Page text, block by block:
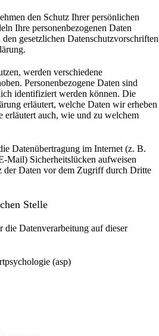
den Schutz Ihrer persönlichen
Ihre personenbezogenen Daten
gesetzlichen Datenschutzvorschriften
werden verschiedene
Personenbezogene Daten sind
identifiziert werden können. Die
erläutert, welche Daten wir erheben
erläutert auch, wie und zu welchem
Datenübertragung im Internet (z. B.
Mail) Sicherheitslücken aufweisen
der Daten vor dem Zugriff durch Dritte
Stelle
Datenverarbeitung auf dieser
(asp)